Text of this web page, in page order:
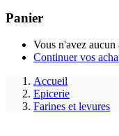
Panier
Vous n'avez
Continuer vos
Accueil
Epicerie
Farines et levures